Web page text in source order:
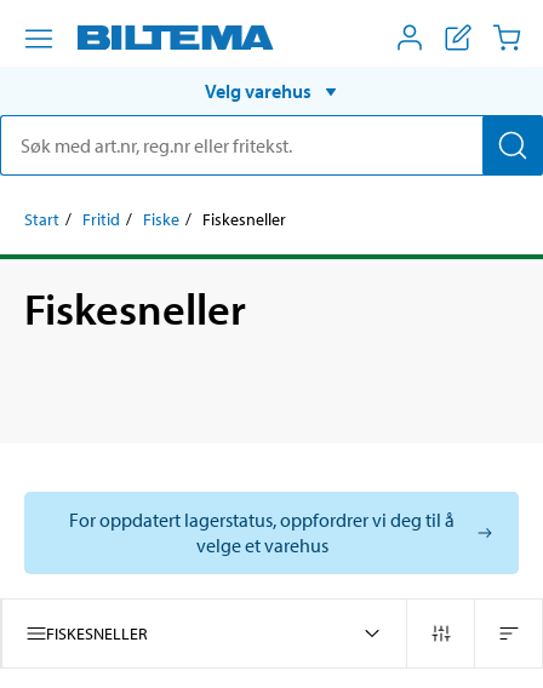
Velg varehus
Start Fritid Fiske Fiskesneller
Fiskesneller
For oppdatert lagerstatus, oppfordrer vi deg til å
velge et varehus
FISKESNELLER